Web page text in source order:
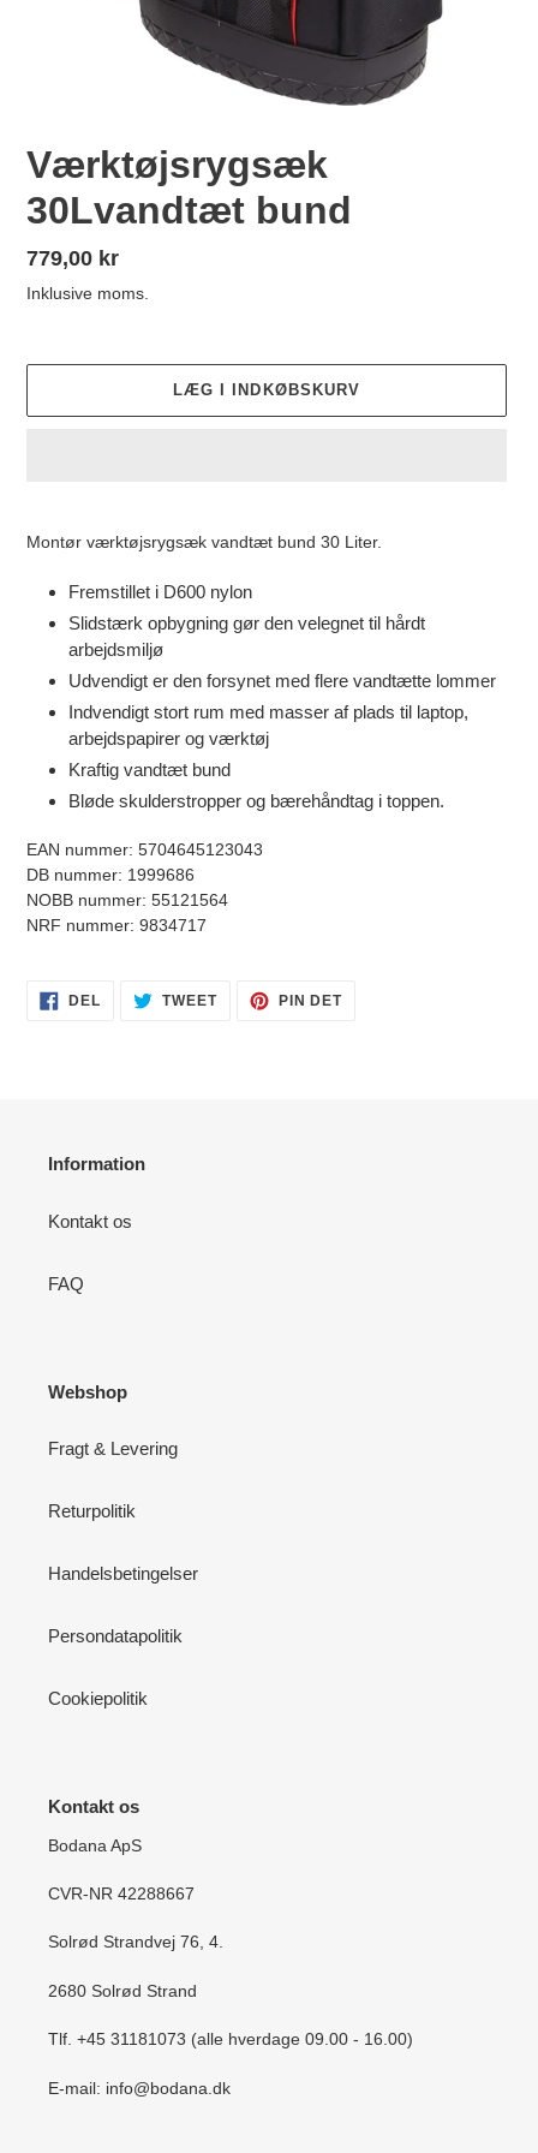
Værktøjsrygsæk
30Lvandtæt bund
Normalpris
779,00 kr
Inklusive moms.
LÆG I INDKØBSKURV
Montør værktøjsrygsæk vandtæt bund 30 Liter.
Fremstillet i D600 nylon
Slidstærk opbygning gør den velegnet til hårdt
arbejdsmiljø
Udvendigt er den forsynet med flere vandtætte lommer
Indvendigt stort rum med masser af plads til laptop,
arbejdspapirer og værktøj
Kraftig vandtæt bund
Bløde skulderstropper og bærehåndtag i toppen.
EAN nummer: 5704645123043
DB nummer: 1999686
NOBB nummer: 55121564
NRF nummer: 9834717
DEL TWEETTWEET
PIN DETPIN
Information
Kontakt os
FAQ
Webshop
Fragt & Levering
Returpolitik
Handelsbetingelser
Persondatapolitik
Cookiepolitik
Kontakt os
Bodana ApS
CVR-NR 42288667
Solrød Strandvej 76, 4.
2680 Solrød Strand
Tlf. +45 31181073 (alle hverdage 09.00 - 16.00)
E-mail: info@bodana.dk